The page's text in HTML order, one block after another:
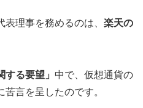
理事を務めるのは、 楽天の
する要望」 中で、仮想通貨の
言を呈したのです。